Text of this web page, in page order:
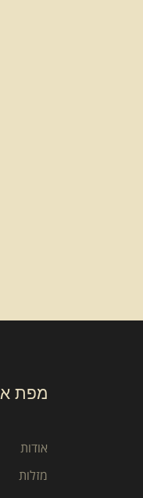
מפת
אודות
מזלות